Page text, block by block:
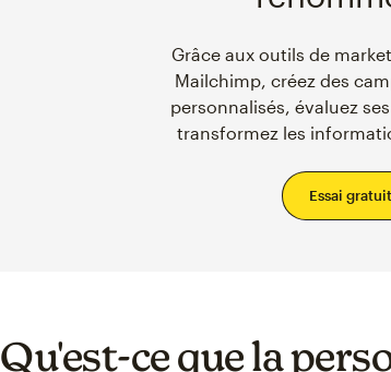
Grâce aux outils de
Mailchimp, créez des
personnalisés, évaluez
transformez les
Essai gratuit
Qu'est-ce que la